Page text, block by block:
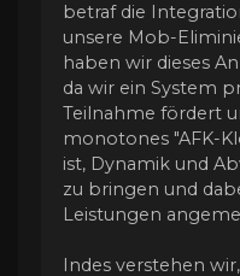
betraf die
unsere Mob-
haben wir dieses
da wir ein System
Teilnahme fördert
monotones "AFK-
ist, Dynamik und
zu bringen und
Leistungen
Indes verstehen